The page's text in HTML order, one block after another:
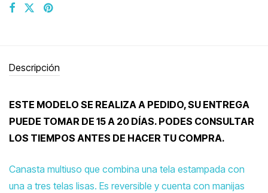
Descripción
ESTE MODELO SE REALIZA A PEDIDO, SU ENTREGA
PUEDE TOMAR DE 15 A 20 DÍAS. PODES CONSULTAR
LOS TIEMPOS ANTES DE HACER TU COMPRA.
Canasta multiuso que combina una tela estampada con
una a tres telas lisas. Es reversible y cuenta con manijas